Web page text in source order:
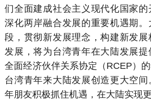
们全面建成社会主义现代化国家
深化两岸融合发展的重要机遇期
段，贯彻新发展理念，构建新发
发展，将为台湾青年在大陆发展
全面经济伙伴关系协定（RCEP）
台湾青年来大陆发展创造更大空
年朋友积极抓住机遇，在大陆实现